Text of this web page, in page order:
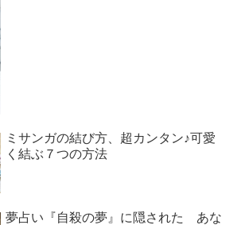
ミサンガの結び方、超カンタン♪可愛
く結ぶ７つの方法
夢占い『自殺の夢』に隠された あな